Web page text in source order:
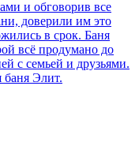
и обговорив все
доверили им это
в срок. Баня
всё продумано до
с семьей и друзьями.
баня Элит.